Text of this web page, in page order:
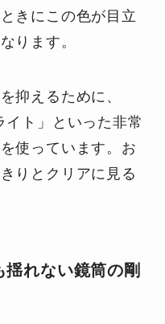
きにこの色が目立
ります。
抑えるために、
イト」といった非常
使っています。お
りとクリアに見る
れない鏡筒の剛